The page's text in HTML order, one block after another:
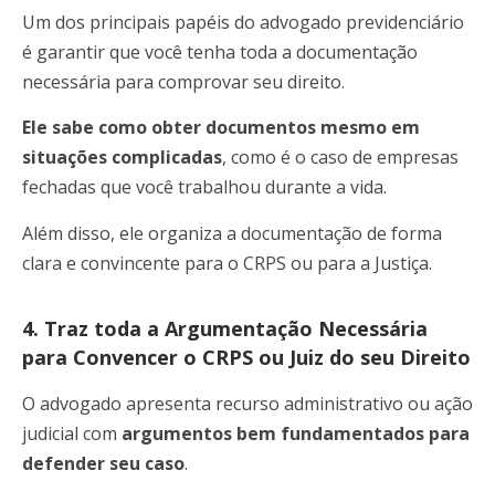
Um dos principais papéis do advogado previdenciário
é garantir que você tenha toda a documentação
necessária para comprovar seu direito.
Ele sabe como obter documentos mesmo em
situações complicadas, como é o caso de empresas
fechadas que você trabalhou durante a vida.
Além disso, ele organiza a documentação de forma
clara e convincente para o CRPS ou para a Justiça.
4. Traz toda a Argumentação Necessária
para Convencer o CRPS ou Juiz do seu Direito
O advogado apresenta recurso administrativo ou ação
judicial com argumentos bem fundamentados para
defender seu caso.